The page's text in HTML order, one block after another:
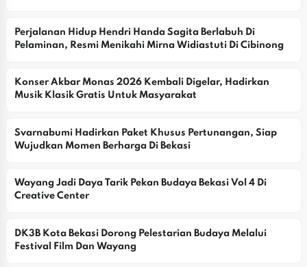
Perjalanan Hidup Hendri Handa Sagita Berlabuh Di
Pelaminan, Resmi Menikahi Mirna Widiastuti Di Cibinong
Konser Akbar Monas 2026 Kembali Digelar, Hadirkan
Musik Klasik Gratis Untuk Masyarakat
Svarnabumi Hadirkan Paket Khusus Pertunangan, Siap
Wujudkan Momen Berharga Di Bekasi
Wayang Jadi Daya Tarik Pekan Budaya Bekasi Vol 4 Di
Creative Center
DK3B Kota Bekasi Dorong Pelestarian Budaya Melalui
Festival Film Dan Wayang